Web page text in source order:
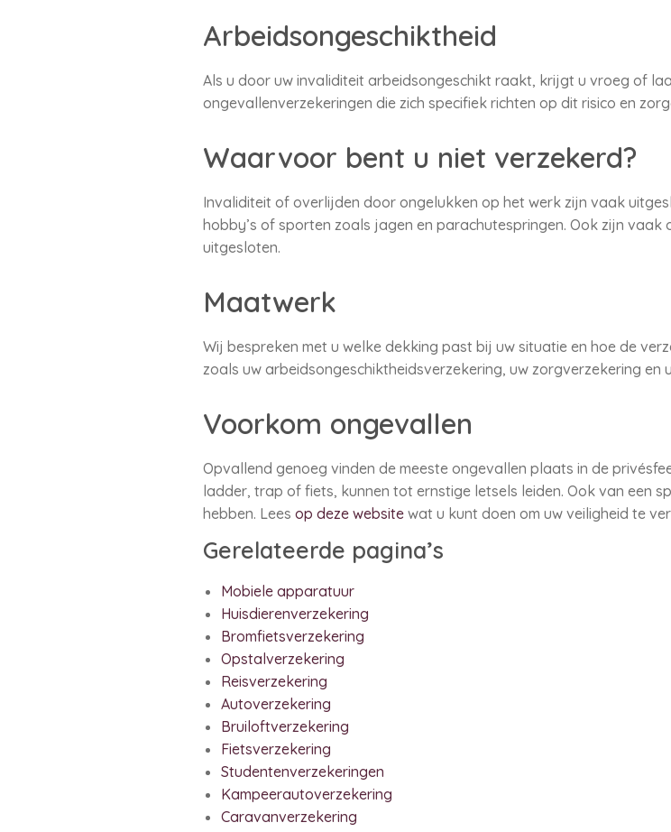
Arbeidsongeschiktheid
Als u door uw invaliditeit arbeidsongeschikt raakt, krijgt u vroeg of
ongevallenverzekeringen die zich specifiek richten op dit risico en
Waarvoor bent u niet verzekerd?
Invaliditeit of overlijden door ongelukken op het werk zijn vaak
hobby’s of sporten zoals jagen en parachutespringen. Ook zijn
uitgesloten.
Maatwerk
Wij bespreken met u welke dekking past bij uw situatie en hoe de
zoals uw arbeidsongeschiktheidsverzekering, uw zorgverzekering en
Voorkom ongevallen
Opvallend genoeg vinden de meeste ongevallen plaats in de
ladder, trap of fiets, kunnen tot ernstige letsels leiden. Ook van een
hebben. Lees op deze website wat u kunt doen om uw veiligheid te
Gerelateerde pagina’s
Mobiele apparatuur
Huisdierenverzekering
Bromfietsverzekering
Opstalverzekering
Reisverzekering
Autoverzekering
Bruiloftverzekering
Fietsverzekering
Studentenverzekeringen
Kampeerautoverzekering
Caravanverzekering